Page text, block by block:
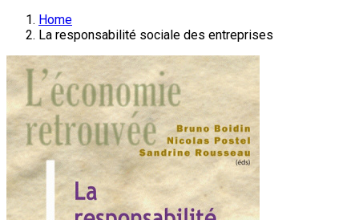
Home
La responsabilité sociale des entreprises